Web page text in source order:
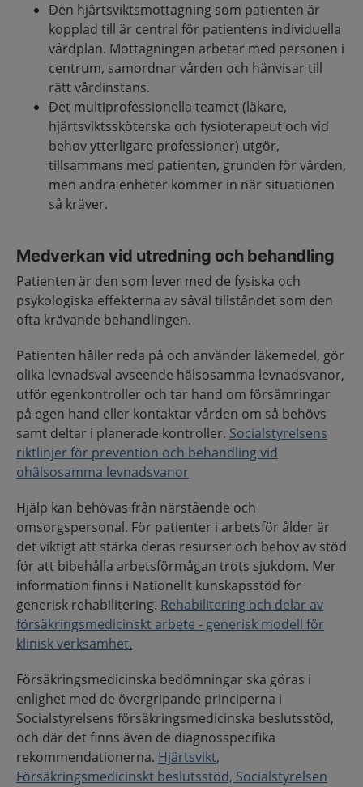
Den hjärtsviktsmottagning som patienten är
kopplad till är central för patientens individuella
vårdplan. Mottagningen arbetar med personen i
centrum, samordnar vården och hänvisar till
rätt vårdinstans.
Det multiprofessionella teamet (läkare,
hjärtsviktssköterska och fysioterapeut och vid
behov ytterligare professioner) utgör,
tillsammans med patienten, grunden för vården,
men andra enheter kommer in när situationen
så kräver.
Medverkan vid utredning och behandling
Patienten är den som lever med de fysiska och
psykologiska effekterna av såväl tillståndet som den
ofta krävande behandlingen.
Patienten håller reda på och använder läkemedel, gör
olika levnadsval avseende hälsosamma levnadsvanor,
utför egenkontroller och tar hand om försämringar
på egen hand eller kontaktar vården om så behövs
samt deltar i planerade kontroller. Socialstyrelsens
riktlinjer för prevention och behandling vid
ohälsosamma levnadsvanor
Hjälp kan behövas från närstående och
omsorgspersonal. För patienter i arbetsför ålder är
det viktigt att stärka deras resurser och behov av stöd
för att bibehålla arbetsförmågan trots sjukdom. Mer
information finns i Nationellt kunskapsstöd för
generisk rehabilitering. Rehabilitering och delar av
försäkringsmedicinskt arbete - generisk modell för
klinisk verksamhet.
Försäkringsmedicinska bedömningar ska göras i
enlighet med de övergripande principerna i
Socialstyrelsens försäkringsmedicinska beslutsstöd,
och där det finns även de diagnosspecifika
rekommendationerna. Hjärtsvikt,
Försäkringsmedicinskt beslutsstöd, Socialstyrelsen